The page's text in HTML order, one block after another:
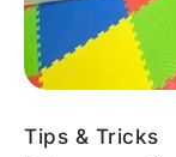
Tips & Tricks